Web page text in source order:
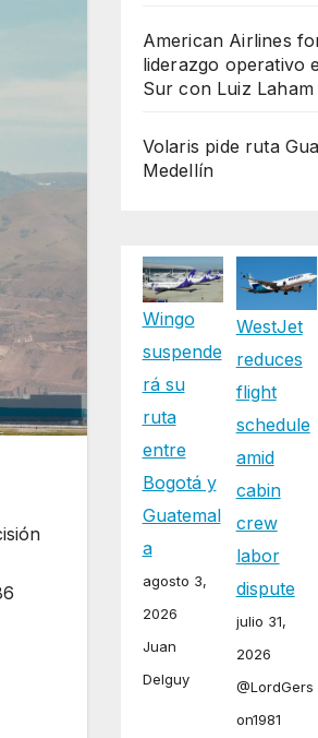
American Airlines
liderazgo operativo
Sur con Luiz Laham
Volaris pide ruta
Medellín
Wingo
suspende
rá su
ruta
entre
Bogotá y
Guatemal
a
agosto 3,
2026
Juan
Delguy
WestJet
reduces
flight
schedule
amid
cabin
crew
labor
dispute
julio 31,
2026
@LordGers
on1981